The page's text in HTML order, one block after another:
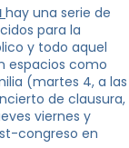
hay una serie de
para la
y todo aquel
espacios como
(martes 4, a las
de clausura,
viernes y
congreso en